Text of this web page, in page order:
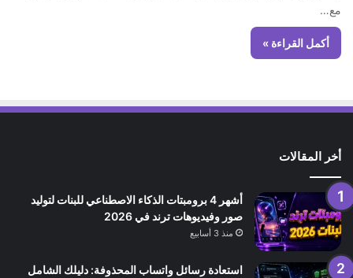
مع…
أكمل القراءة »
أخر المقالات
أشهر 4 برومبتات الذكاء الاصطناعي للبنات لتوليد
صور وفيديوهات ترند في 2026
منذ 3 أسابيع
استعادة رسائل واتساب المحذوفة: دليلك الشامل